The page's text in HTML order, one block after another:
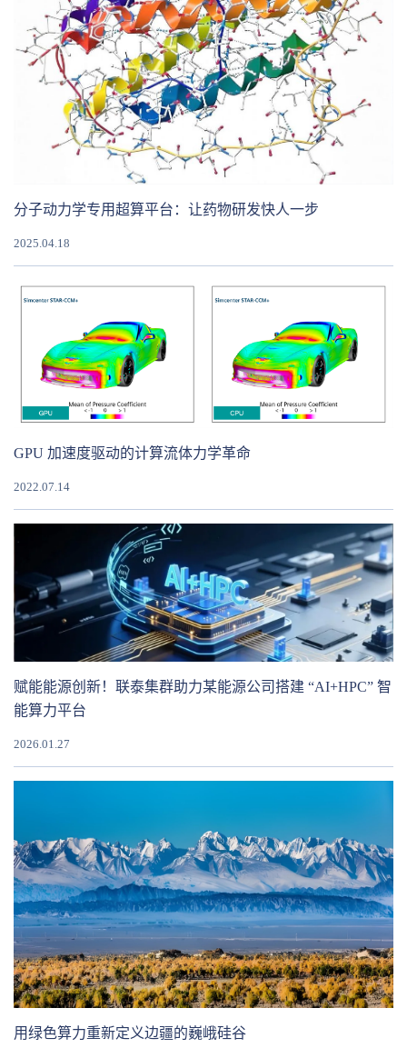
分子动力学专用超算平台：让药物研发快人一步
2025.04.18
GPU 加速度驱动的计算流体力学革命
2022.07.14
赋能能源创新！联泰集群助力某能源公司搭建 “AI+HPC” 智
能算力平台
2026.01.27
用绿色算力重新定义边疆的巍峨硅谷